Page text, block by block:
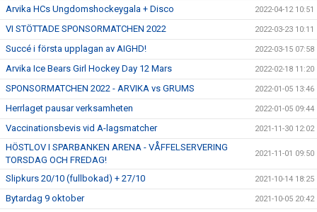
Arvika HCs Ungdomshockeygala + Disco 2022-04-12 10:51
VI STÖTTADE SPONSORMATCHEN 2022 2022-03-23 10:11
Succé i första upplagan av AIGHD! 2022-03-15 07:58
Arvika Ice Bears Girl Hockey Day 12 Mars 2022-02-18 11:20
SPONSORMATCHEN 2022 - ARVIKA vs GRUMS 2022-01-05 13:46
Herrlaget pausar verksamheten 2022-01-05 09:44
Vaccinationsbevis vid A-lagsmatcher 2021-11-30 12:02
HÖSTLOV I SPARBANKEN ARENA - VÅFFELSERVERING
TORSDAG OCH FREDAG!
2021-11-01 09:50
Slipkurs 20/10 (fullbokad) + 27/10 2021-10-14 18:25
Bytardag 9 oktober 2021-10-05 20:42